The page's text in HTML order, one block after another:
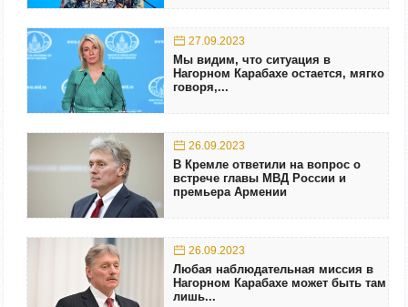
27.09.2023
Мы видим, что ситуация в
Нагорном Карабахе остается, мягко
говоря,...
26.09.2023
В Кремле ответили на вопрос о
встрече главы МВД России и
премьера Армении
26.09.2023
Любая наблюдательная миссия в
Нагорном Карабахе может быть там
лишь...